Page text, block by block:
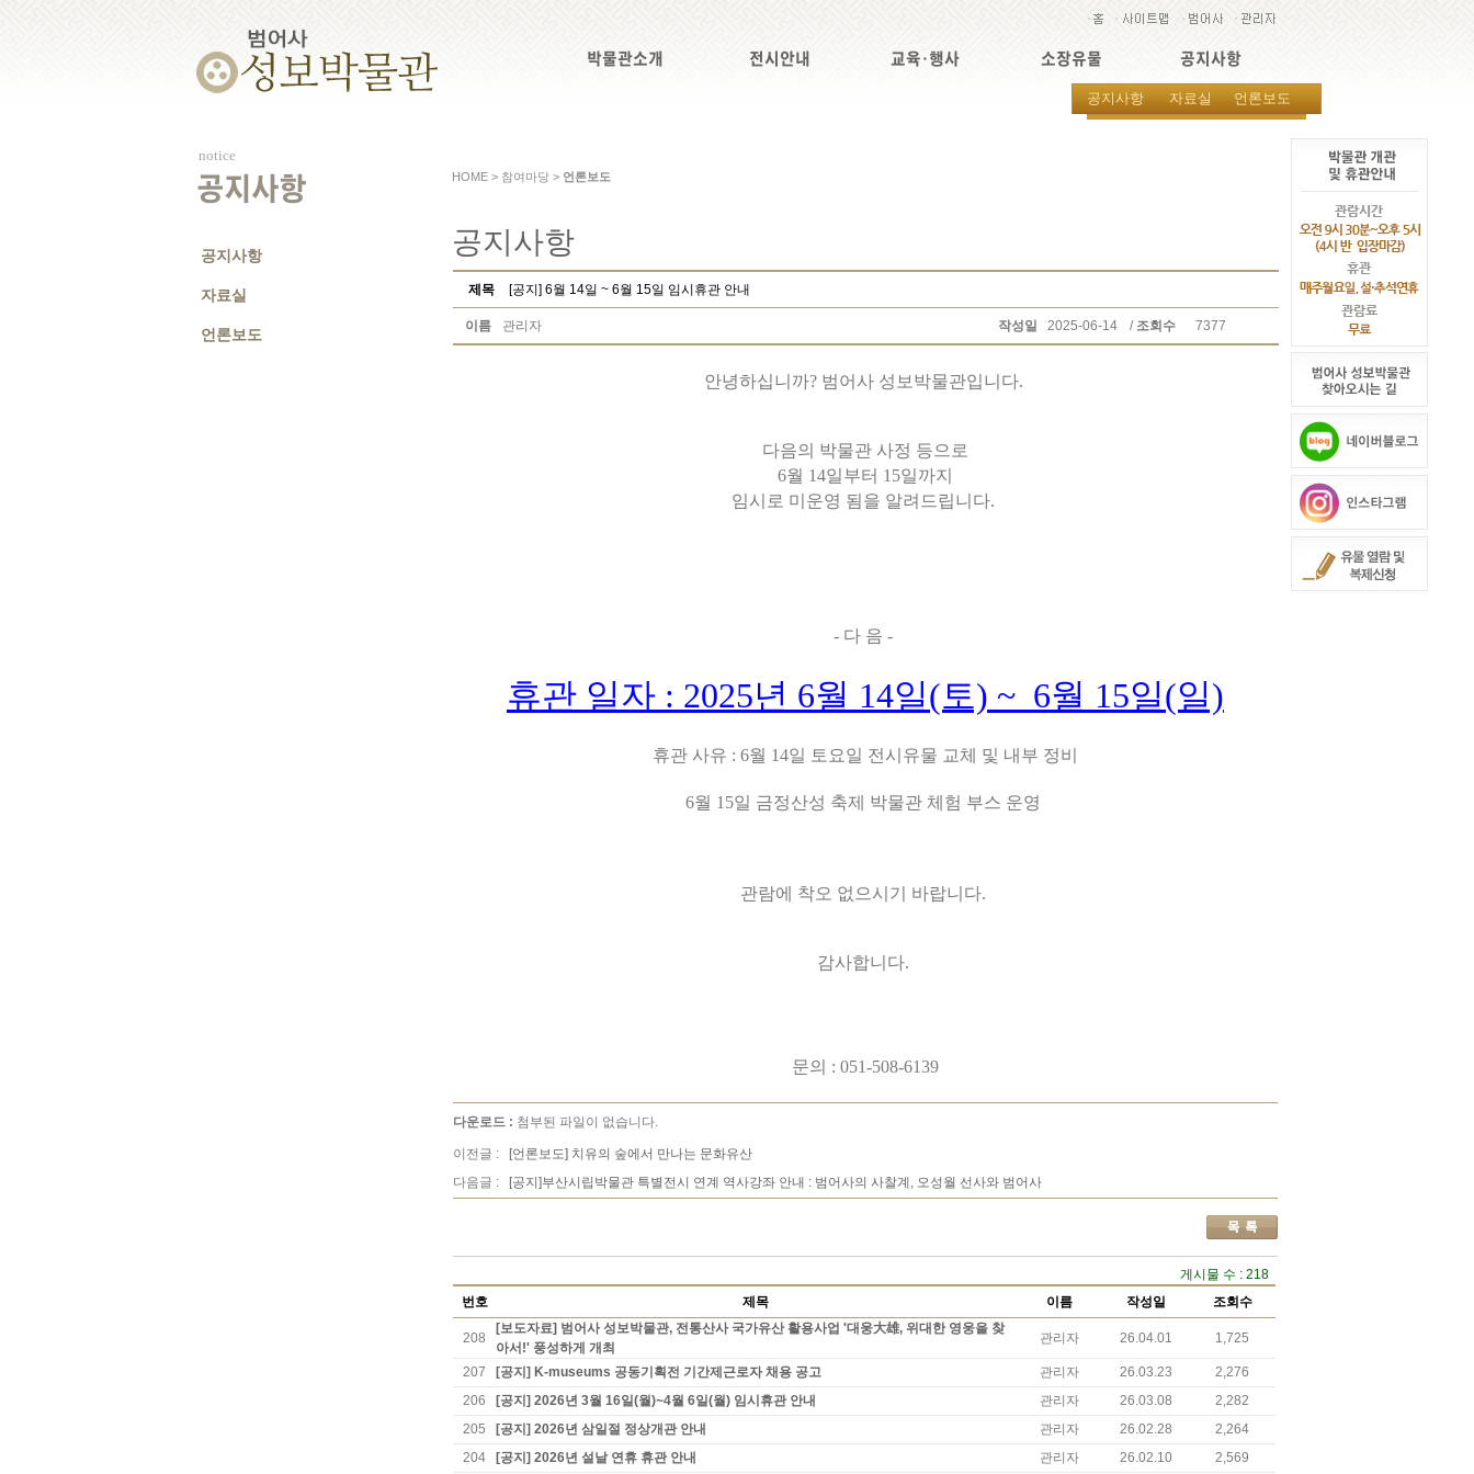
박물관소개 전시안내 교육·행사 소장유물 공지사항
공지사항 자료실 언론보도
notice
공지사항
공지사항
자료실
언론보도
HOME > 참여마당 > 언론보도
공지사항
제목 [공지] 6월 14일 ~ 6월 15일 임시휴관 안내
이름 관리자 작성일 2025-06-14 / 조회수 7377
안녕하십니까? 범어사 성보박물관입니다.
다음의 박물관 사정 등으로
6월 14일부터 15일까지
임시로 미운영 됨을 알려드립니다.
- 다 음 -
휴관 일자 : 2025년 6월 14일(토) ~ 6월 15일(일)
휴관 사유 : 6월 14일 토요일 전시유물 교체 및 내부 정비
6월 15일 금정산성 축제 박물관 체험 부스 운영
관람에 착오 없으시기 바랍니다.
감사합니다.
문의 : 051-508-6139
다운로드 : 첨부된 파일이 없습니다.
이전글 :
[언론보도] 치유의 숲에서 만나는 문화유산
다음글 :
[공지]부산시립박물관 특별전시 연계 역사강좌 안내 : 범어사의 사찰계, 오성월 선사와 범어사
게시물 수 : 218
번호
제목 이름 작성일 조회수
208
[보도자료] 범어사 성보박물관, 전통산사 국가유산 활용사업 '대웅大雄, 위대한 영웅을 찾
아서!' 풍성하게 개최
관리자 26.04.01 1,725
207 [공지] K-museums 공동기획전 기간제근로자 채용 공고 관리자 26.03.23
2,276
206
[공지] 2026년 3월 16일(월)~4월 6일(월) 임시휴관 안내 관리자 26.03.08
2,282
205
[공지] 2026년 삼일절 정상개관 안내 관리자 26.02.28
2,264
204
[공지] 2026년 설날 연휴 휴관 안내 관리자 26.02.10 2,569